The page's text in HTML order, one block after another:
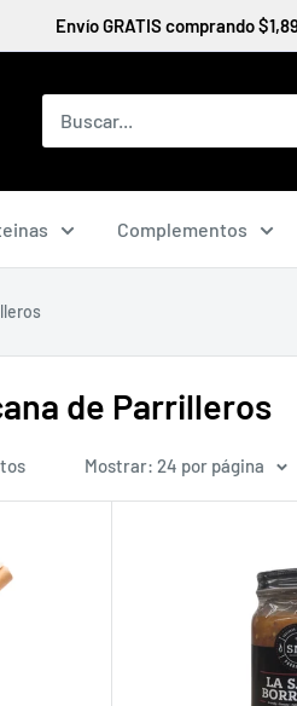
Envío GRATIS comprando
Complementos
de Parrilleros
Mostrar: 24 por página